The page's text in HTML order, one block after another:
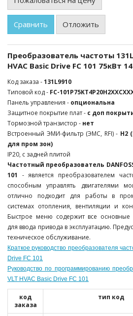
Сравнить Отложить
Преобразователь частоты
HVAC Basic Drive FC 101 75кВт
Код заказа -131L9910
Типовой код - FC-
Панель управления - опциональна
Защитное покрытие плат - с доп
Тормозной транзистор - нет
Встроенный ЭМИ-фильтр (ЭМС, RFI) - Н2
для пром зон)
IP20, c задней плитой
Частотный преобразователь DANFOSS
101
- является преобразователем
способным управлять двигателями
отлично подходит для работы в
системах отопления, вентиляции и
Быстрое меню содержит все
для ввода привода в эксплуатацию.
техническое обслуживание.
Краткое руководство преобразователя
Drive FC 101
Руководство по программированию
VLT HVAC Basic Drive FC 101
код
заказа
тип код